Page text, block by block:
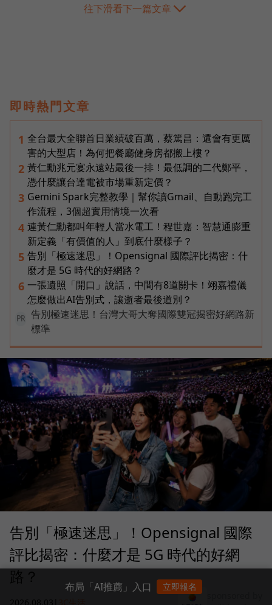
往下滑看下一篇文章
即時熱門文章
1 全台最大全聯首日業績破百萬，蔡篤昌：還會有更厲
害的大型店！為何把餐廳健身房都搬上樓？
2 黃仁勳兆元宴永遠站最後一排！最低調的二代鄭平，
憑什麼讓台達電被市場重新定價？
3 Gemini Spark完整教學｜幫你讀Gmail、自動跑完工
作流程，3個超實用情境一次看
4 連黃仁勳都叫年輕人當水電工！程世嘉：智慧通膨重
新定義「有價值的人」到底什麼樣子？
5 告別「極速迷思」！Opensignal 國際評比揭密：什
麼才是 5G 時代的好網路？
6 一張遺照「開口」說話，中間有8道關卡！翊嘉禮儀
怎麼做出AI告別式，讓逝者最後道別？
PR
告別極速迷思！台灣大哥大奪國際雙冠揭密好網路新
標準
告別「極速迷思」！Opensignal 國際
評比揭密：什麼才是 5G 時代的好網
路？
2026.08.03
布局「AI推薦」入口 立即報名